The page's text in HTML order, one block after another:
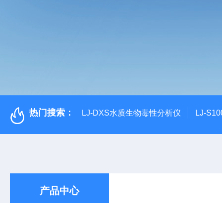
热门搜索： LJ-DXS水质生物毒性分析仪 LJ-
产品中心